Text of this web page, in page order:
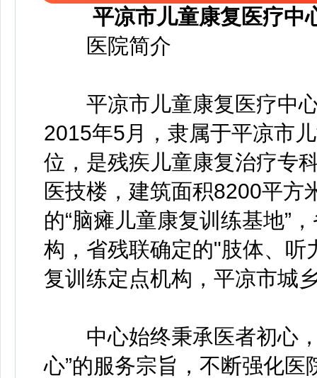
平凉市儿童康复医疗中
医院简介
平凉市儿童康复医疗中心
2015年5月，隶属于平凉市
位，是残疾儿童康复治疗专
医技楼，建筑面积8200平方
的“脑瘫儿童康复训练基地”
构，省残联确定的"肢体、听
复训练定点机构，平凉市城
中心始终秉承医者初心，
心”的服务宗旨，不断强化